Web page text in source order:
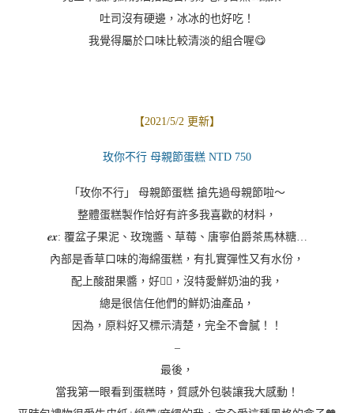
記得那天早上，
馬上倒一杯鮮奶茶搭配❤️
（以最快速度奔去拿相機拍個開箱）
–
第一次吃到巧克力吐司做水果三明治，
完全不膩的鮮奶油搭配台灣好吃的香蕉&鳳梨，
吐司沒有硬邊，冰冰的也好吃！
我覺得屬於口味比較清淡的組合喔😋